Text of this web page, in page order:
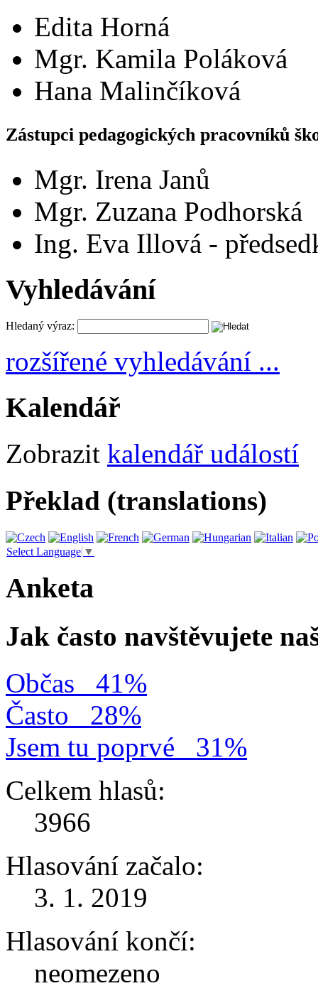
Edita Horná
Mgr. Kamila Poláková
Hana Malinčíková
Zástupci pedagogických pracovníků
Mgr. Irena Janů
Mgr. Zuzana Podhorská
Ing. Eva Illová -
Vyhledávání
Hledaný výraz:
rozšířené vyhledávání ...
Kalendář
Zobrazit kalendář událostí
Překlad (translations)
Select Language ▼
Anketa
Jak často navštěvujete
Občas
41%
Často
28%
Jsem tu poprvé
31%
Celkem hlasů:
3966
Hlasování začalo:
3. 1. 2019
Hlasování končí:
neomezeno